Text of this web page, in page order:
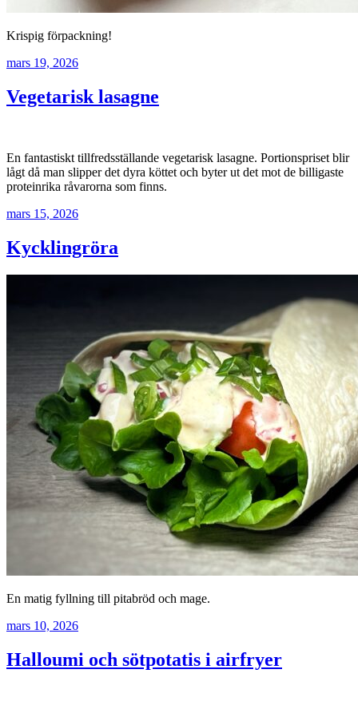
Krispig förpackning!
mars 19, 2026
Vegetarisk lasagne
En fantastiskt tillfredsställande vegetarisk lasagne. Portionspriset blir
lågt då man slipper det dyra köttet och byter ut det mot de billigaste
proteinrika råvarorna som finns.
mars 15, 2026
Kycklingröra
En matig fyllning till pitabröd och mage.
mars 10, 2026
Halloumi och sötpotatis i airfryer